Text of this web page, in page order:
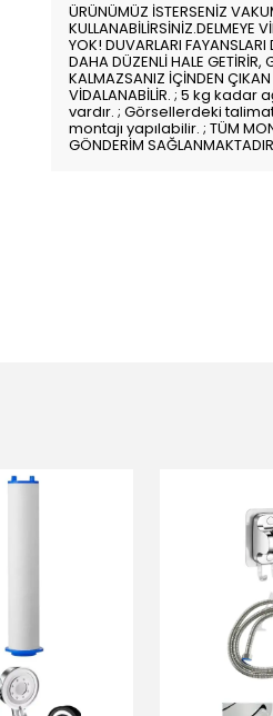
ÜRÜNÜMÜZ İSTERSENİZ
KULLANABİLİRSİNİZ.DELMEYE
YOK! DUVARLARI
DAHA DÜZENLİ HALE GETİRİR,
KALMAZSANIZ İÇİNDEN ÇIKAN
VİDALANABİLİR. ; 5 kg kadar
vardır. ; Görsellerdeki
montajı yapılabilir. ; TÜM
GÖNDERİM